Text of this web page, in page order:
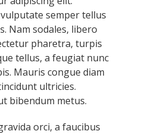
semper tellus
Nam sodales, libero
pharetra, turpis
tellus, a feugiat nunc
Mauris congue diam
ultricies.
bibendum metus.
orci, a faucibus